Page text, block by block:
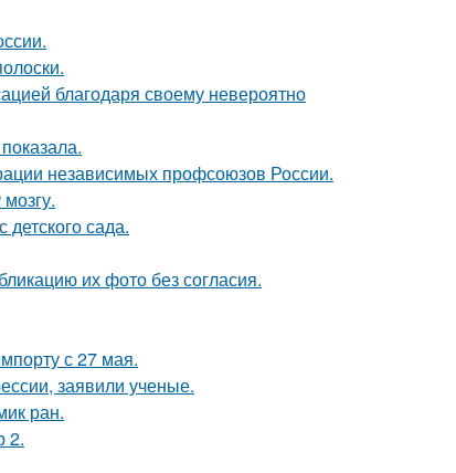
благодаря своему невероятно
независимых профсоюзов России.
сада.
их фото без согласия.
с 27 мая.
заявили ученые.
ран.
2.